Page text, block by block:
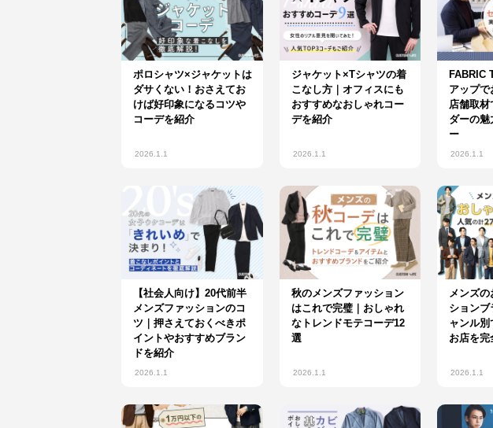
ポロシャツ×ジャケットは
ダサくない！おさえてお
けば好印象になるコツや
コーデを紹介
2026.1.1
ジャケット×Tシャツの着
こなし方｜オフィスにも
おすすめなおしゃれコー
デを紹介
2026.1.1
FABRIC
アップで
店舗取
ダーの魅
ー
2026.1.1
【社会人向け】20代前半
メンズファッションのコ
ツ｜押さえておくべきポ
イントやおすすめブラン
ドを紹介
2026.1.1
秋のメンズファッション
はこれで完璧｜おしゃれ
なトレンドモテコーデ12
選
2026.1.1
メンズの
ションブ
ャンル
お店を完
2026.1.1